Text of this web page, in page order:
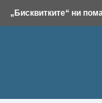
Insert.bg Framar.bg
„Бисквитките“ ни